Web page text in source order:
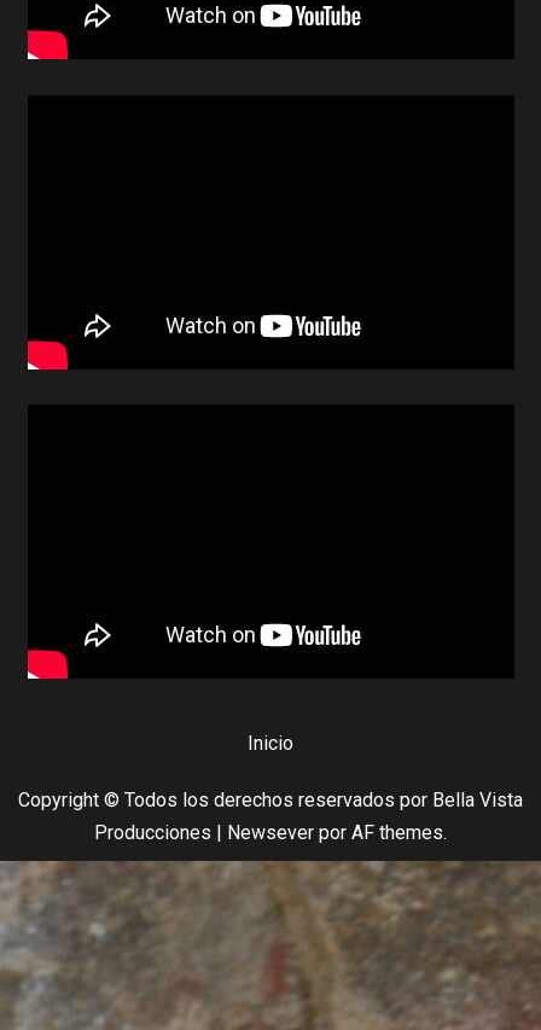
Inicio
Copyright © Todos los derechos reservados por Bella Vista
Producciones | Newsever por AF themes.